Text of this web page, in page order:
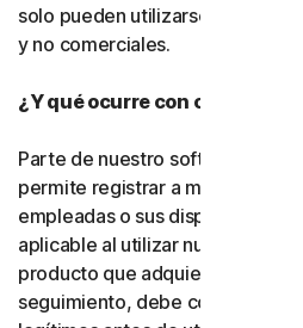
solo pueden utilizarse con fines
y no comerciales.
¿Y qué ocurre con otras
Parte de nuestro software o de
permite registrar a miembros de
empleadas o sus dispositivos.
aplicable al utilizar nuestro
producto que adquiere incluye
seguimiento, debe contar con el